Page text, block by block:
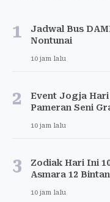
1
Jadwal Bus
Nontunai
10 jam lalu
2
Event Jogja
Pameran Seni
10 jam lalu
3
Zodiak Hari Ini
Asmara 12
10 jam lalu